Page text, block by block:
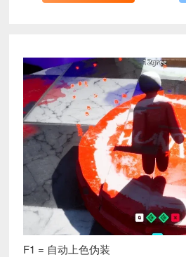
F1 = 自动上色伪装